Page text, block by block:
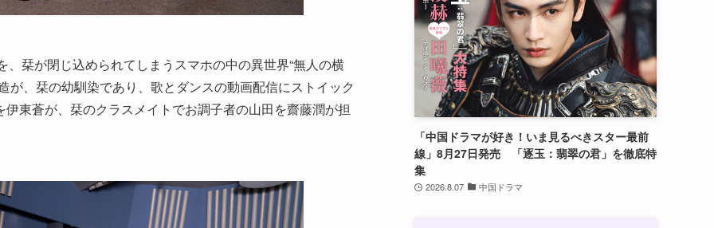
栞が閉じ込められてしまうスマホの中の異世界“無人の横
が、栞の幼馴染であり、歌とダンスの動画配信にストイック
東蒼が、栞のクラスメイトでお調子者の山田を齋藤潤が担
「中国ドラマが好き！いま見るべきスター最前
線」8月27日発売 「逐玉：翡翠の君」を徹底特
集
2026.8.07 中国ドラマ